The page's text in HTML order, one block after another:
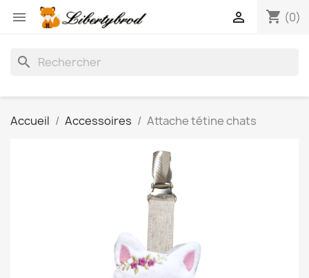
 shopping_cart (0)

search
Accueil Accessoires Attache tétine chats